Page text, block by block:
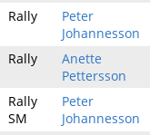
Rally
Peter
Johannesson
Rally
Anette
Pettersson
Rally
SM
Peter
Johannesson